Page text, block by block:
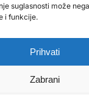
suglasnosti može
i funkcije.
Prihvati
Zabrani
/ Visa